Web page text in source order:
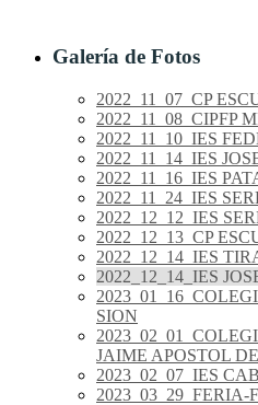
Galería de Fotos
2022_11_07_CP
2022_11_08_CIPFP
2022_11_10_IES
2022_11_14_IES
2022_11_16_IES
2022_11_24_IES
2022_12_12_IES
2022_12_13_CP
2022_12_14_IES
2022_12_14_IES
SION
JAIME APOSTOL
2023_02_07_IES